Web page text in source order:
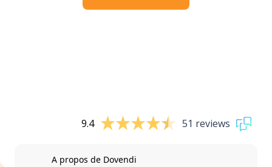
9.4 51 reviews
A propos de Dovendi